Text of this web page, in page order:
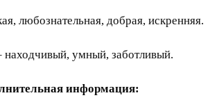
любознательная, добрая, искренняя.
находчивый, умный, заботливый.
информация: